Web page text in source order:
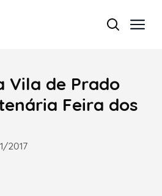
Vila de Prado
Feira dos
2017